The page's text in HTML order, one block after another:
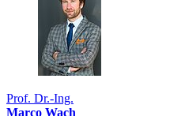
Prof. Dr.-Ing.
Marco Wach